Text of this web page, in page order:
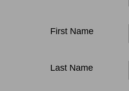
First Name
Last Name